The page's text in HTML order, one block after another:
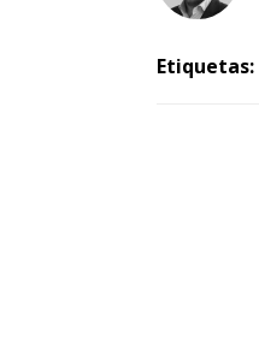
Etiquetas: